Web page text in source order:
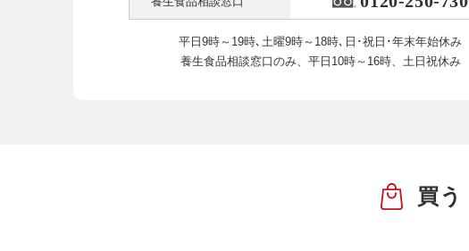
平日9時～19時､土曜9時～18時､ 日･祝日･年末年始休み
養生食品相談窓口のみ、 平日10時～16時、土日祝休み
買う